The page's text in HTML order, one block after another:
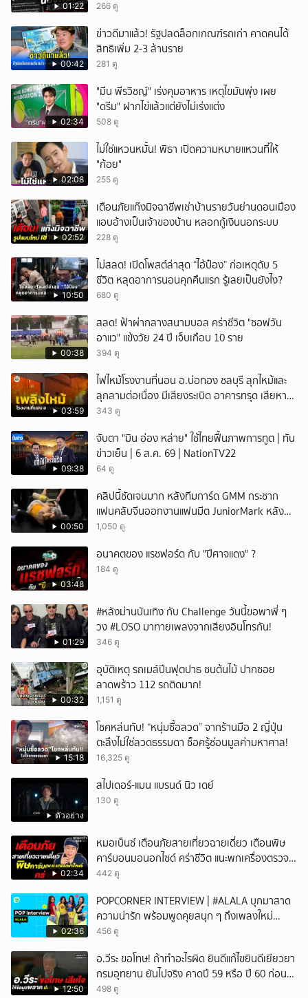
01:22 266 ดู
00:42
ข่าวดีมาแล้ว! รัฐปลดล็อกเกณฑ์รถเก่า คาดคนได้
สิทธิเพิ่ม 2-3 ล้านราย
281 ดู
02:34
"มีน พีรวิชญ์" เร่งคุมอาหาร เหตุไขมันพุ่ง เผย
"ดรีม" ฝากไข่แล้วแต่ยังไม่เร่งแต่ง
508 ดู
02:08
ไม่ใช่แหวนหมั้น! พิธา เปิดความหมายแหวนที่ให้
"ก้อย"
255 ดู
02:52
เตือนภัยแก๊งมิจฉาชีพเช่าบ้านรายวันย่านดอนเมือง
แอบอ้างเป็นเจ้าของบ้าน หลอกกู้เงินนอกระบบ
228 ดู
10:50
ไม่สลด! เปิดโพสต์ล่าสุด “ไอ้ป๋อง” ก่อเหตุดับ 5
ชีวิต หลุดอาการนอนคุกคืนแรก รู้เลยเป็นยังไง?
680 ดู
00:38
สลด! ฟ้าผ่ากลางสนามบอล คร่าชีวิต "ซอฟวัน
อาแว" แข้งวัย 24 ปี เจ็บเกือบ 10 ราย
394 ดู
03:59
ไฟไหม้โรงงานที่นอน อ.บ่อทอง ชลบุรี ลุกไหม้และ
ลุกลามต่อเนื่อง มีเสียงระเบิด อาคารทรุด เสียหาย
หนัก
343 ดู
09:38
จับตา "มิน อ่อง หล่าย" ใช้ไทยฟื้นภาพการทูต | ทัน
ข่าวเย็น | 6 ส.ค. 69 | NationTV22
64 ดู
00:50
คลิปนี้ชัดเจนมาก หลังทีมการ์ด GMM กระชาก
แฟนคลับจีนออกงานแฟนมีต JuniorMark หลัง
ฝ่าฝืนกติกาจองคิว
1,050 ดู
03:48
อนาคตของ แรชฟอร์ด กับ "ปีศาจแดง" ?
184 ดู
01:29
#หลังม่านบันเทิง กับ Challenge วันนี้ขอพาพี่ ๆ
วง #LOSO มาทายเพลงจากเสียงอินโทรกัน!
346 ดู
00:32
อุบัติเหตุ รถเมล์ปีนฟุตปาธ ชนต้นไม้ ปากซอย
ลาดพร้าว 112 รถติดมาก!
1,151 ดู
15:18
โชคหล่นทับ! “หนุ่มซื้อลวด” จากร้านมือ 2 ญี่ปุ่น
ตะลึงไม่ใช่ลวดธรรมดา ช็อครู้ซ่อนมูลค่ามหาศาล!
16,325 ดู
ตัวอย่าง
สไปเดอร์-แมน แบรนด์ นิว เดย์
130 ดู
02:34
หมอเบ็นซ์ เตือนภัยสายเที่ยวฉายเดี่ยว เตือนพิษ
คาร์บอนมอนอกไซด์ คร่าชีวิต แนะพกเครื่องตรวจ
วัดติดตัว
442 ดู
02:36
POPCORNER INTERVIEW | #ALALA บุกมาสาด
ความน่ารัก พร้อมพูดคุยสนุก ๆ ถึงเพลงใหม่
'ON&OFF'
456 ดู
12:50
อ.วีระ ขอโทษ! ถ้าทำอะไรผิด ยินดีแก้ไขยินดีเยียวยา
กรมอุทยาน ยันไปจริง คาดปี 59 หรือ ปี 60 ก่อน
ปิดให้พัก
498 ดู